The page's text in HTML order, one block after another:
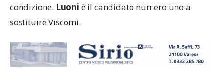
condizione. Luoni è il candidato numero uno a
sostituire Viscomi.